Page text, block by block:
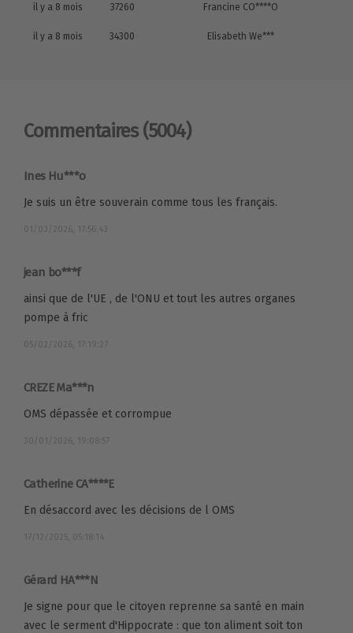
il y a 8 mois 37260 Francine CO****O
il y a 8 mois 34300 Elisabeth We***
Commentaires (5004)
Ines Hu***o
Je suis un être souverain comme tous les français.
01/03/2026, 17:56:43
jean bo***f
ainsi que de l'UE , de l'ONU et tout les autres organes
pompe à fric
05/02/2026, 17:19:27
CREZE Ma***n
OMS dépassée et corrompue
30/01/2026, 19:08:57
Catherine CA****E
En désaccord avec les décisions de l OMS
17/12/2025, 05:18:14
Gérard HA***N
Je signe pour que le citoyen reprenne sa santé en main
avec le serment d'Hippocrate : que ton aliment soit ton